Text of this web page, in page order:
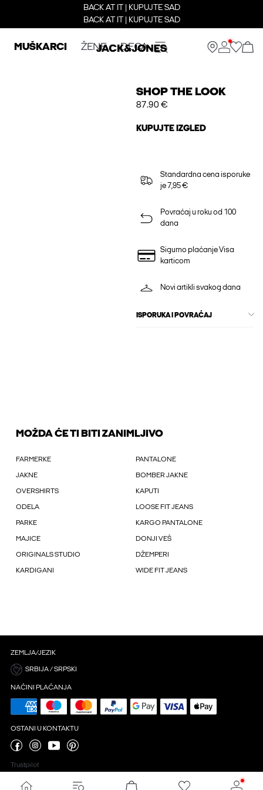
BACK AT IT | KUPUJTE SAD
BACK AT IT | KUPUJTE SAD
MUŠKARCI ŽENE DECA
SHOP THE LOOK
87.90 €
KUPUJTE IZGLED
Standardna cena isporuke
je 7,95 €
Povraćaj u roku od 100
dana
Sigurno plaćanje Visa
karticom
Novi artikli svakog dana
ISPORUKA I POVRAĆAJ
MOŽDA ĆE TI BITI ZANIMLJIVO
FARMERKE PANTALONE
JAKNE BOMBER JAKNE
OVERSHIRTS KAPUTI
ODELA LOOSE FIT JEANS
PARKE KARGO PANTALONE
MAJICE DONJI VEŠ
ORIGINALS STUDIO DŽEMPERI
KARDIGANI WIDE FIT JEANS
ZEMLJA/JEZIK
SRBIJA / SRPSKI
NAČINI PLAĆANJA
OSTANI U KONTAKTU
Trustpilot